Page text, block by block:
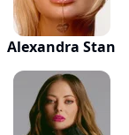
Alexandra Stan